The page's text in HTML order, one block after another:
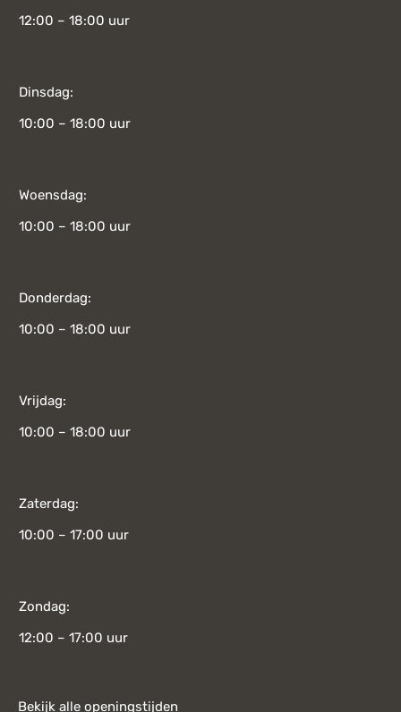
12:00 – 18:00 uur
Dinsdag:
10:00 – 18:00 uur
Woensdag:
10:00 – 18:00 uur
Donderdag:
10:00 – 18:00 uur
Vrijdag:
10:00 – 18:00 uur
Zaterdag:
10:00 – 17:00 uur
Zondag:
12:00 – 17:00 uur
Bekijk alle openingstijden